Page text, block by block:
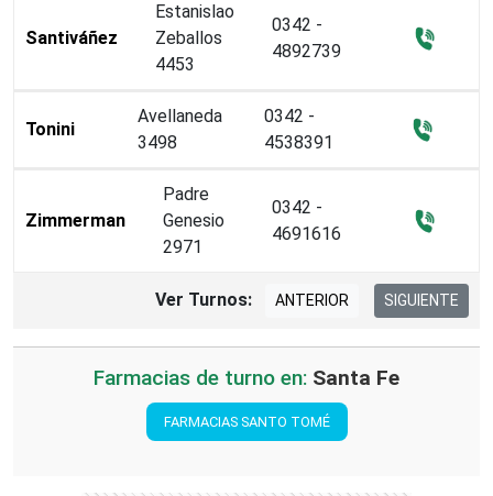
Santiváñez
Estanislao
Zeballos
4453
0342 -
4892739
Tonini
Avellaneda
3498
0342 -
4538391
Zimmerman
Padre
Genesio
2971
0342 -
4691616
Ver Turnos: ANTERIOR SIGUIENTE
Farmacias de turno en: Santa Fe
FARMACIAS SANTO TOMÉ